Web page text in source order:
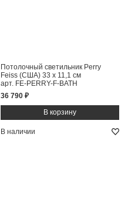
Потолочный светильник Perry
Feiss (США) 33 x 11,1 см
арт. FE-PERRY-F-BATH
36 790 ₽
В наличии